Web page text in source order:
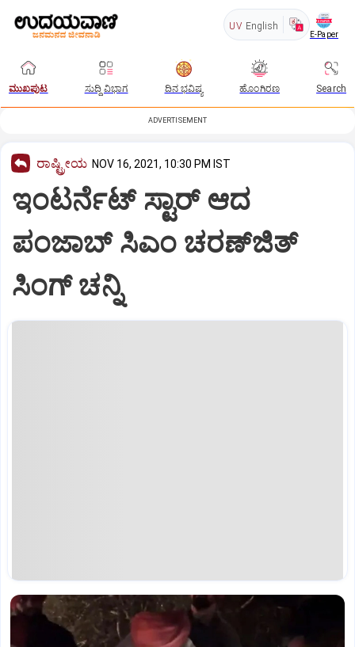
UV English
E-Paper
ಮುಖಪುಟ ಸುದ್ದಿ ವಿಭಾಗ ದಿನ ಭವಿಷ್ಯ ಹೊಂಗಿರಣ Search
ADVERTISEMENT
ರಾಷ್ಟ್ರೀಯ NOV 16, 2021, 10:30 PM IST
ಇಂಟರ್ನೆಟ್‌ ಸ್ಟಾರ್‌ ಆದ
ಪಂಜಾಬ್‌ ಸಿಎಂ ಚರಣ್‌ಜಿತ್‌
ಸಿಂಗ್‌ ಚನ್ನಿ